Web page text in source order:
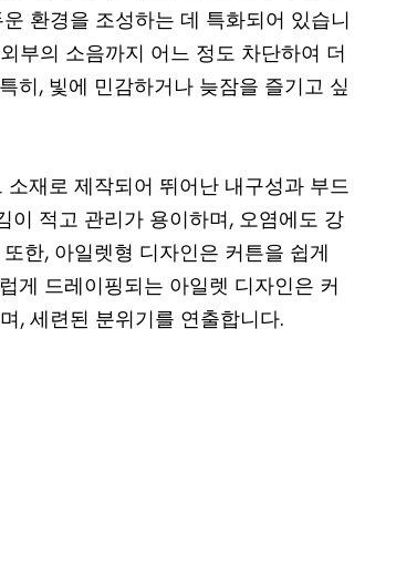
환경을 조성하는 데 특화되어 있습니
부의 소음까지 어느 정도 차단하여 더
히, 빛에 민감하거나 늦잠을 즐기고 싶
재로 제작되어 뛰어난 내구성과 부드
이 적고 관리가 용이하며, 오염에도 강
한, 아일렛형 디자인은 커튼을 쉽게
게 드레이핑되는 아일렛 디자인은 커
, 세련된 분위기를 연출합니다.